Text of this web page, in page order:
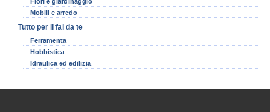
Mobili e arredo
Tutto per il fai da te
Ferramenta
Hobbistica
Idraulica ed edilizia